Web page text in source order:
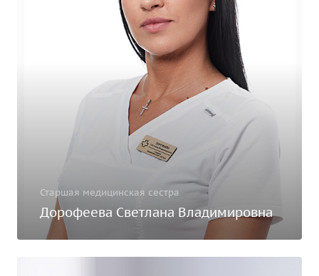
Старшая медицинская сестра
Дорофеева Светлана Владимировна